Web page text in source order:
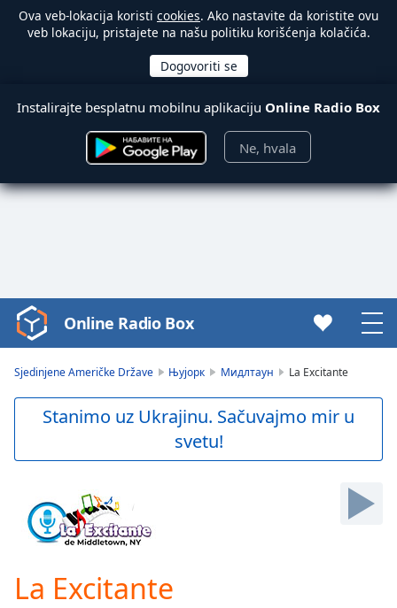
Ova veb-lokacija koristi cookies. Ako nastavite da koristite ovu
veb lokaciju, pristajete na našu politiku korišćenja kolačića.
Instalirajte besplatnu mobilnu aplikaciju Online Radio Box
Ne, hvala
Video
Player
Skip
Forward
Mute
Current
Online Radio Box
Sjedinjene Američke Države Њујорк Мидлтаун La Excitante
Stanimo uz Ukrajinu. Sačuvajmo mir u
svetu!
La Excitante